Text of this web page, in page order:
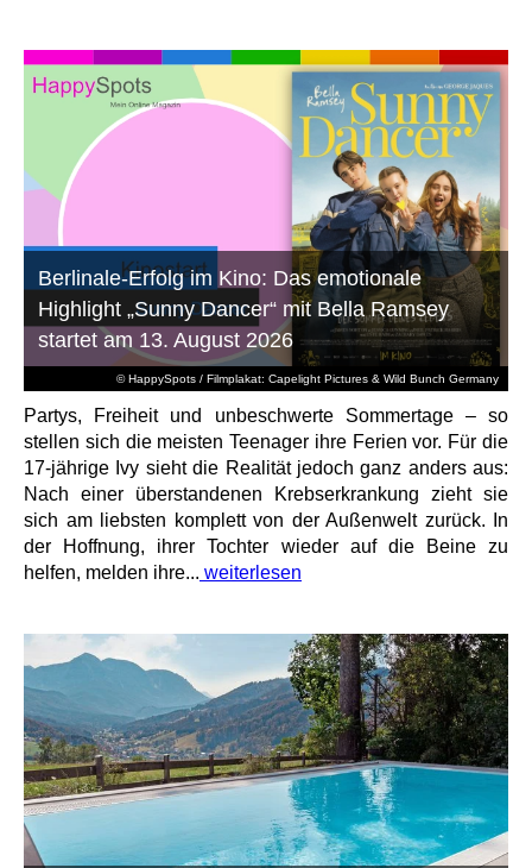
© HappySpots / Filmplakat: Capelight Pictures & Wild Bunch Germany
Berlinale-Erfolg im Kino: Das emotionale
Highlight „Sunny Dancer“ mit Bella Ramsey
startet am 13. August 2026
Partys, Freiheit und unbeschwerte Sommertage – so
stellen sich die meisten Teenager ihre Ferien vor. Für die
17-jährige Ivy sieht die Realität jedoch ganz anders aus:
Nach einer überstandenen Krebserkrankung zieht sie
sich am liebsten komplett von der Außenwelt zurück. In
der Hoffnung, ihrer Tochter wieder auf die Beine zu
helfen, melden ihre... weiterlesen